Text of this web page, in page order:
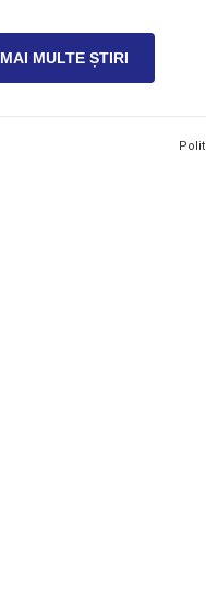
MAI MULTE ȘTIRI